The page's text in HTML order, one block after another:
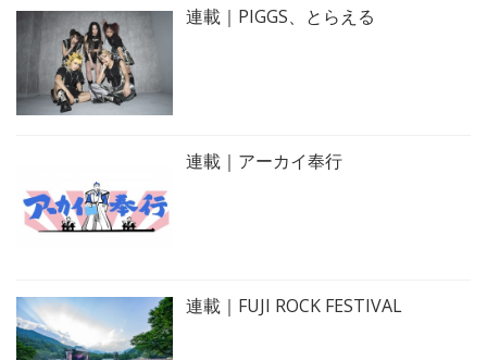
連載｜PIGGS、とらえる
連載｜アーカイ奉行
連載｜FUJI ROCK FESTIVAL